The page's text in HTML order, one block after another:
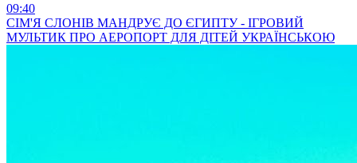
09:40
СІМ'Я СЛОНІВ МАНДРУЄ ДО ЄГИПТУ - ІГРОВИЙ
МУЛЬТИК ПРО АЕРОПОРТ ДЛЯ ДІТЕЙ УКРАЇНСЬКОЮ